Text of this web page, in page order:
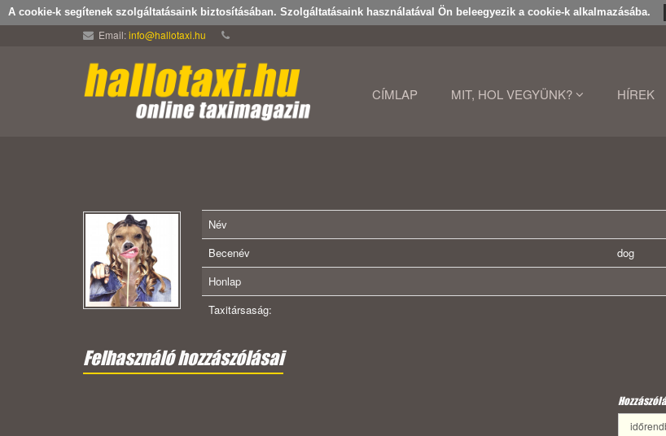
A cookie-k segítenek szolgáltatásaink biztosításában. Szolgáltatásaink használatával Ön beleegyezik a cookie-k alkalmazásába.
Email:info@hallotaxi.hu
CÍMLAP MIT, HOL VEGYÜNK? HÍREK
Név
Becenév
dog
Honlap
Taxitársaság:
Felhasználó hozzászólásai